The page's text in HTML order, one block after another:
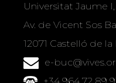
Universitat Jaume I,
Av. de Vicent Sos
12071 Castelló de la
e-